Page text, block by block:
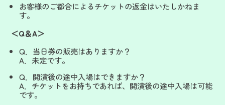
お客様のご都合によるチケットの返金はいたしかねま
す。
＜Q＆A＞
Q．当日券の販売はありますか？
A．未定です。
Q．開演後の途中入場はできますか？
A．チケットをお持ちであれば、開演後の途中入場は可能
です。